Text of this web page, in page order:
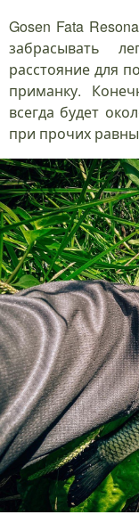
Gosen Fata
забрасывать
расстояние для
приманку.
всегда будет
при прочих